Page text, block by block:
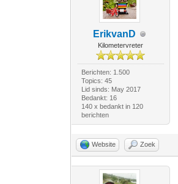
ErikvanD
Kilometervreter
Berichten: 1.500
Topics: 45
Lid sinds: May 2017
Bedankt: 16
140 x bedankt in 120
berichten
Website Zoek